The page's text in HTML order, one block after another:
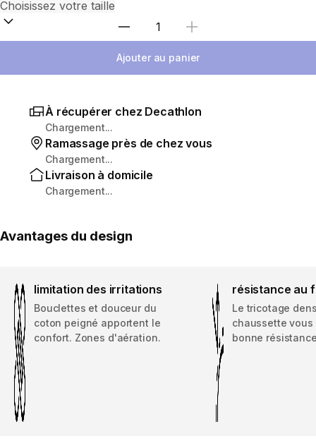
Sélectionnez la quantité
Ajouter au panier
À récupérer chez Decathlon
Chargement...
Ramassage près de chez vous
Chargement...
Livraison à domicile
Chargement...
Avantages du design
limitation des irritations
Bouclettes et douceur du
coton peigné apportent le
confort. Zones d'aération.
résistance au
Le tricotage
chaussette vous
bonne